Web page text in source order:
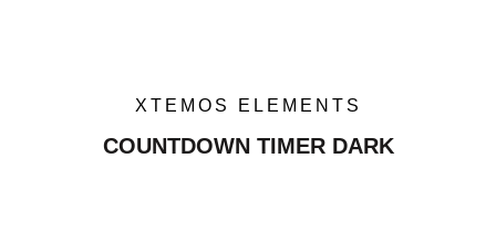
XTEMOS ELEMENTS
COUNTDOWN TIMER DARK